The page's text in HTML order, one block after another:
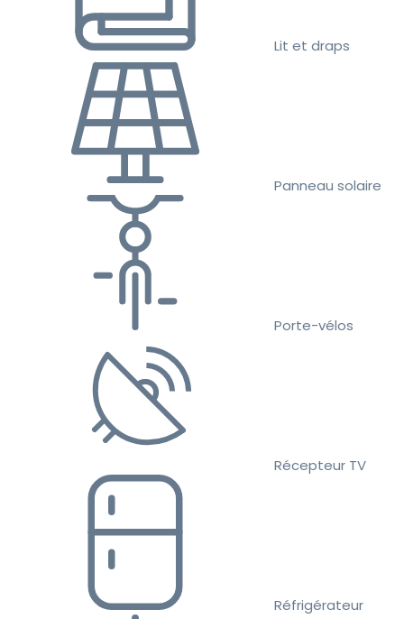
Lit et draps
Panneau solaire
Porte-vélos
Récepteur TV
Réfrigérateur